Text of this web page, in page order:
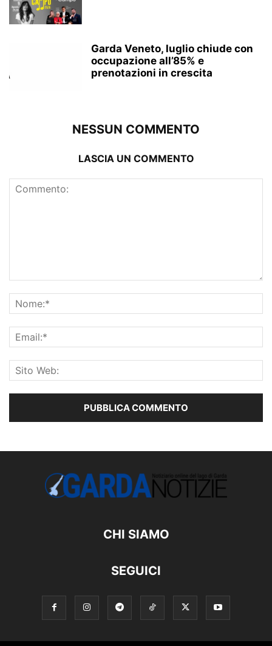
Garda Veneto, luglio chiude con
occupazione all’85% e
prenotazioni in crescita
NESSUN COMMENTO
LASCIA UN COMMENTO
CHI SIAMO
SEGUICI